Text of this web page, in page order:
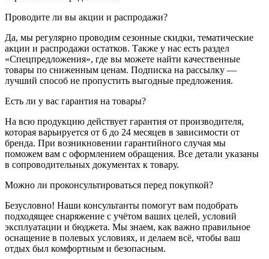
Проводите ли вы акции и распродажи?
Да, мы регулярно проводим сезонные скидки, тематические
акции и распродажи остатков. Также у нас есть раздел
«Спецпредложения», где вы можете найти качественные
товары по сниженным ценам. Подписка на рассылку —
лучший способ не пропустить выгодные предложения.
Есть ли у вас гарантия на товары?
На всю продукцию действует гарантия от производителя,
которая варьируется от 6 до 24 месяцев в зависимости от
бренда. При возникновении гарантийного случая мы
поможем вам с оформлением обращения. Все детали указаны
в сопроводительных документах к товару.
Можно ли проконсультироваться перед покупкой?
Безусловно! Наши консультанты помогут вам подобрать
подходящее снаряжение с учётом ваших целей, условий
эксплуатации и бюджета. Мы знаем, как важно правильное
оснащение в полевых условиях, и делаем всё, чтобы ваш
отдых был комфортным и безопасным.